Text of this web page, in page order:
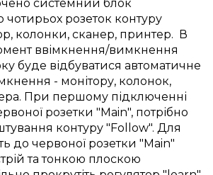
системний блок
розеток контуру
колонки, сканер, принтер. В
ввімкнення/вимкнення
буде відбуватися автоматичне
- монітору, колонок,
При першому підключенні
розетки "Main", потрібно
контуру "Follow". Для
до червоної розетки "Main"
та тонкою плоскою